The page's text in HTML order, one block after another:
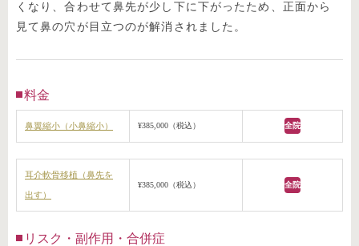
くなり、合わせて鼻先が少し下に下がったため、正面から
見て鼻の穴が目立つのが解消されました。
料金
鼻翼縮小（小鼻縮小） ¥385,000（税込） 全院
耳介軟骨移植（鼻先を
出す）
¥385,000（税込） 全院
リスク・副作用・合併症